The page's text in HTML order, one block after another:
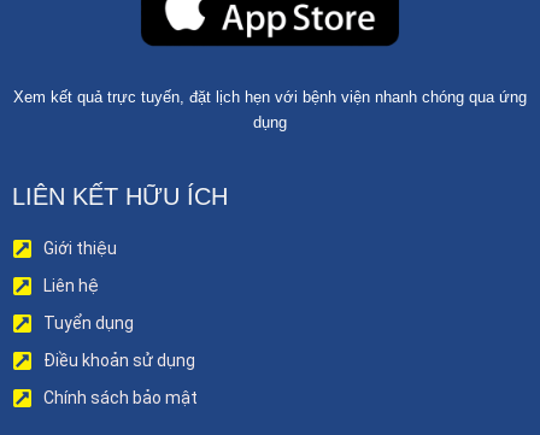
Xem kết quả trực tuyến, đặt lịch hẹn với bệnh viện nhanh chóng qua ứng
dụng
LIÊN KẾT HỮU ÍCH
Giới thiệu
Liên hệ
Tuyển dụng
Điều khoản sử dụng
Chính sách bảo mật